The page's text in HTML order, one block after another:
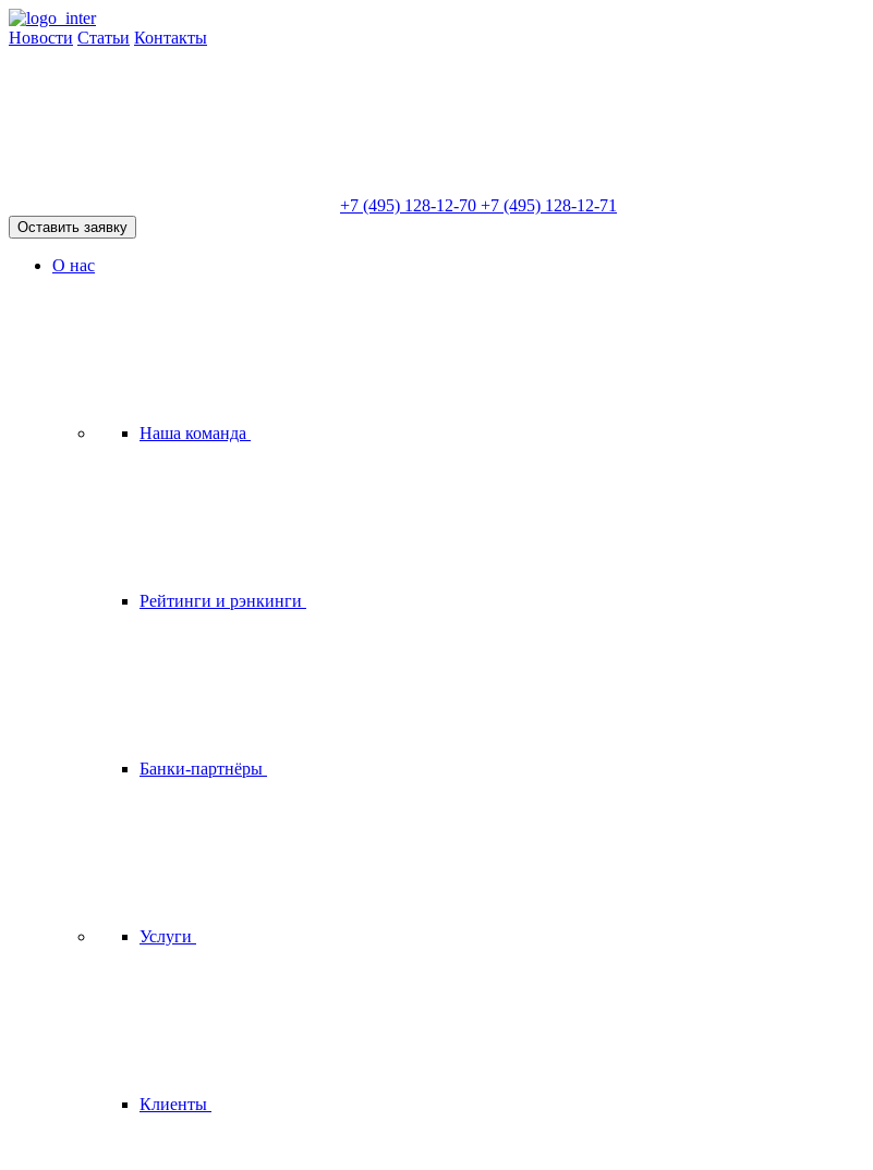
Новости Статьи Контакты
+7 (495) 128-12-70 +7 (495) 128-12-71
Оставить заявку
О нас
Наша команда
Рейтинги и рэнкинги
Банки-партнёры
Услуги
Клиенты